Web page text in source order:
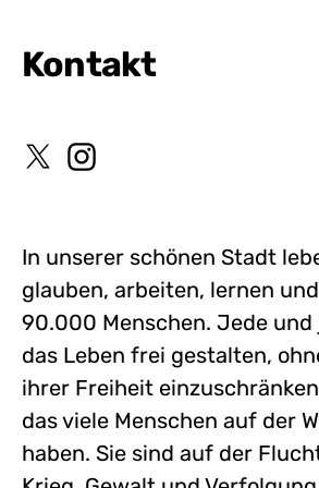
Kontakt
In unserer schönen Stadt
glauben, arbeiten, lernen
90.000 Menschen. Jede und
das Leben frei gestalten,
ihrer Freiheit
das viele Menschen auf der
haben. Sie sind auf der